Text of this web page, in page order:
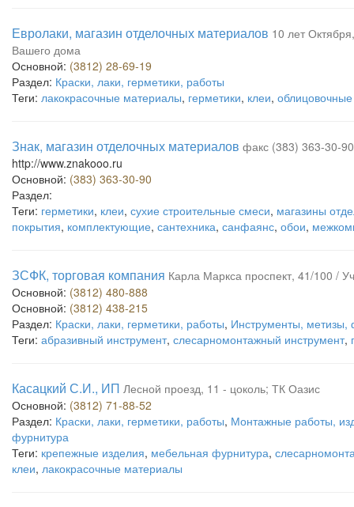
Евролаки, магазин отделочных материалов 10 лет
Вашего дома
Основной: (3812) 28-69-19
Раздел: Краски, лаки, герметики, работы
Теги: лакокрасочные материалы, герметики, клеи,
Знак, магазин отделочных материалов факс (383) 363-30-
http://www.znakooo.ru
Основной: (383) 363-30-90
Раздел:
Теги: герметики, клеи, сухие строительные смеси, магазины
покрытия, комплектующие, сантехника, санфаянс, обои,
ЗСФК, торговая компания Карла Маркса проспект, 41/100 /
Основной: (3812) 480-888
Основной: (3812) 438-215
Раздел: Краски, лаки, герметики, работы, Инструменты, метизы,
Теги: абразивный инструмент, слесарномонтажный инструмент,
Касацкий С.И., ИП Лесной проезд, 11 - цоколь; ТК Оазис
Основной: (3812) 71-88-52
Раздел: Краски, лаки, герметики, работы, Монтажные работы,
фурнитура
Теги: крепежные изделия, мебельная фурнитура,
клеи, лакокрасочные материалы